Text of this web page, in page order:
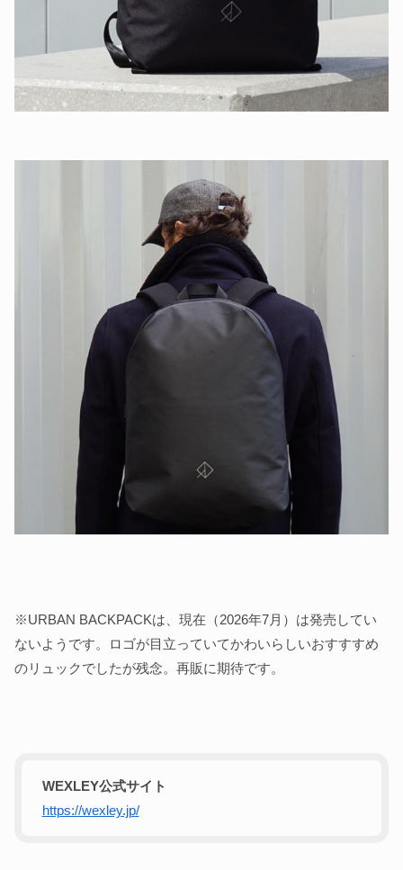
※URBAN BACKPACKは、現在（2026年7月）は発売してい
ないようです。ロゴが目立っていてかわいらしいおすすすめ
のリュックでしたが残念。再販に期待です。
WEXLEY公式サイト
https://wexley.jp/